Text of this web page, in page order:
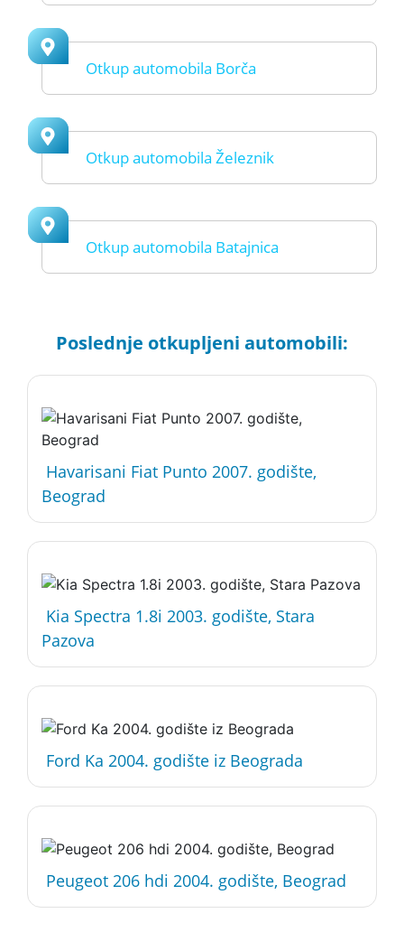
Otkup automobila Borča
Otkup automobila Železnik
Otkup automobila Batajnica
Poslednje otkupljeni automobili:
Havarisani Fiat Punto 2007. godište,
Beograd
Kia Spectra 1.8i 2003. godište, Stara
Pazova
Ford Ka 2004. godište iz Beograda
Peugeot 206 hdi 2004. godište, Beograd